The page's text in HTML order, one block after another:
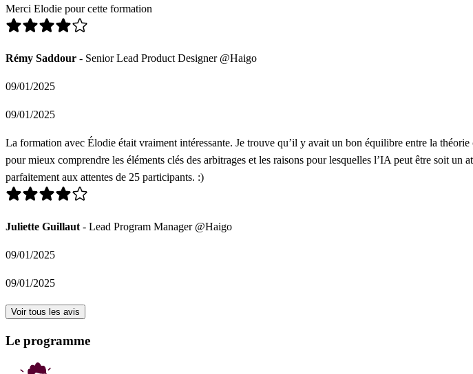
Merci Elodie pour cette formation
Rémy Saddour - Senior Lead Product Designer @Haigo
09/01/2025
09/01/2025
La formation avec Élodie était vraiment intéressante. Je trouve qu’il y avait un bon équilibre entre la
pour mieux comprendre les éléments clés des arbitrages et les raisons pour lesquelles l’IA peut être soit
parfaitement aux attentes de 25 participants. :)
Juliette Guillaut - Lead Program Manager @Haigo
09/01/2025
09/01/2025
Voir tous les avis
Le programme